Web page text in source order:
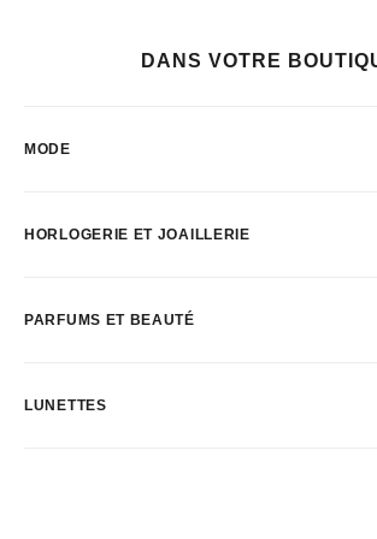
DANS VOTRE
MODE
HORLOGERIE ET JOAILLERIE
PARFUMS ET BEAUTÉ
LUNETTES